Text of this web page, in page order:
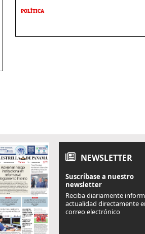
POLÍTICA
NEWSLETTER
Suscríbase a nuestro
newsletter
Reciba diariamente
actualidad directamente
correo electrónico